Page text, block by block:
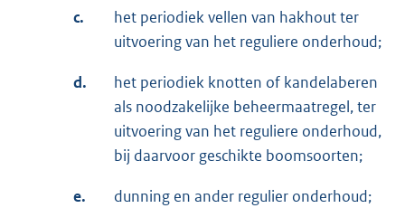
c.
het periodiek vellen van hakhout ter
uitvoering van het reguliere onderhoud;
d.
het periodiek knotten of kandelaberen
als noodzakelijke beheermaatregel, ter
uitvoering van het reguliere onderhoud,
bij daarvoor geschikte boomsoorten;
e.
dunning en ander regulier onderhoud;